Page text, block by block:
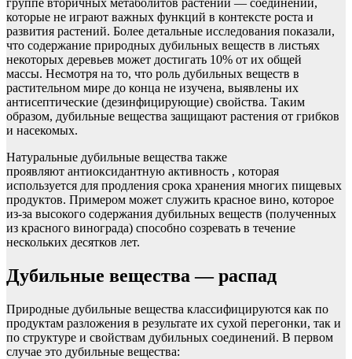
которые не играют важных функций в контексте роста и
развития растений. Более детальные исследования показали,
что содержание природных дубильных веществ в листьях
некоторых деревьев может достигать 10% от их общей
массы. Несмотря на то, что роль дубильных веществ в
растительном мире до конца не изучена, выявлены их
антисептические (дезинфицирующие) свойства. Таким
образом, дубильные вещества защищают растения от грибков
и насекомых.
Натуральные дубильные вещества также
проявляют антиоксидантную активность , которая
используется для продления срока хранения многих пищевых
продуктов. Примером может служить красное вино, которое
из-за высокого содержания дубильных веществ (полученных
из красного винограда) способно созревать в течение
нескольких десятков лет.
Дубильные вещества — распад
Природные дубильные вещества классифицируются как по
продуктам разложения в результате их сухой перегонки, так и
по структуре и свойствам дубильных соединений. В первом
случае это дубильные вещества: